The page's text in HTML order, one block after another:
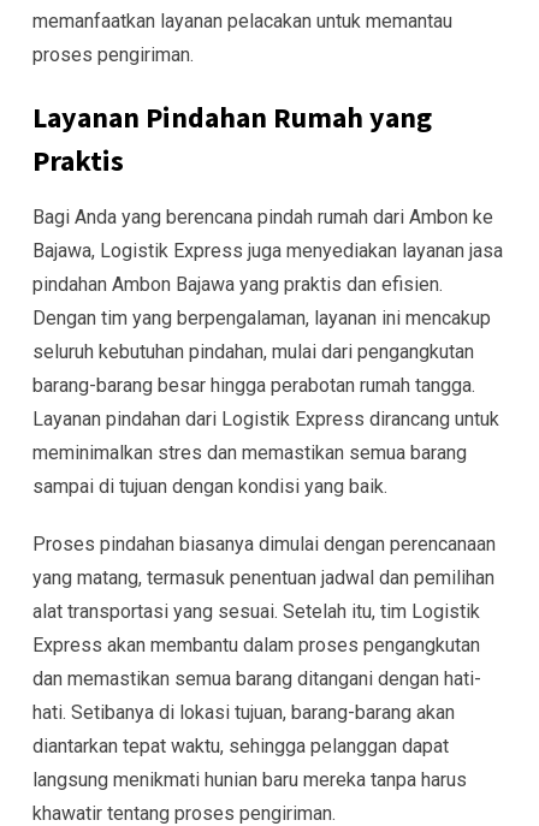
memanfaatkan layanan pelacakan untuk memantau
proses pengiriman.
Layanan Pindahan Rumah yang
Praktis
Bagi Anda yang berencana pindah rumah dari Ambon ke
Bajawa, Logistik Express juga menyediakan layanan jasa
pindahan Ambon Bajawa yang praktis dan efisien.
Dengan tim yang berpengalaman, layanan ini mencakup
seluruh kebutuhan pindahan, mulai dari pengangkutan
barang-barang besar hingga perabotan rumah tangga.
Layanan pindahan dari Logistik Express dirancang untuk
meminimalkan stres dan memastikan semua barang
sampai di tujuan dengan kondisi yang baik.
Proses pindahan biasanya dimulai dengan perencanaan
yang matang, termasuk penentuan jadwal dan pemilihan
alat transportasi yang sesuai. Setelah itu, tim Logistik
Express akan membantu dalam proses pengangkutan
dan memastikan semua barang ditangani dengan hati-
hati. Setibanya di lokasi tujuan, barang-barang akan
diantarkan tepat waktu, sehingga pelanggan dapat
langsung menikmati hunian baru mereka tanpa harus
khawatir tentang proses pengiriman.